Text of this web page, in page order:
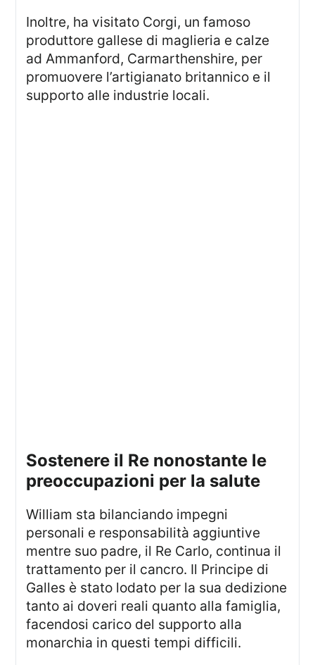
Inoltre, ha visitato Corgi, un famoso
produttore gallese di maglieria e calze
ad Ammanford, Carmarthenshire, per
promuovere l’artigianato britannico e il
supporto alle industrie locali.
Sostenere il Re nonostante le
preoccupazioni per la salute
William sta bilanciando impegni
personali e responsabilità aggiuntive
mentre suo padre, il Re Carlo, continua il
trattamento per il cancro. Il Principe di
Galles è stato lodato per la sua dedizione
tanto ai doveri reali quanto alla famiglia,
facendosi carico del supporto alla
monarchia in questi tempi difficili.